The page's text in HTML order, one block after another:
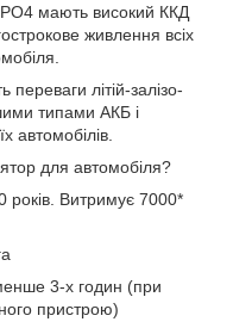
мають високий ККД
живлення всіх
переваги літій-залізо-
типами АКБ і
автомобілів.
для автомобіля?
років. Витримує 7000*
3-х годин (при
пристрою)